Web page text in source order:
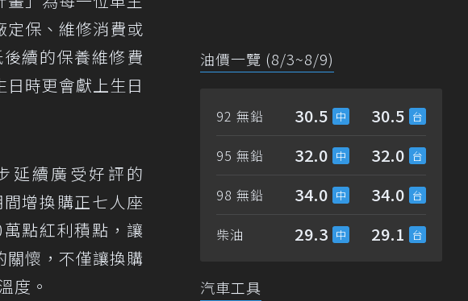
定保、維修消費或
續的保養維修費
時更會獻上生日
延續廣受好評的
增換購正七人座
點紅利積點，讓
懷，不僅讓換購
度。
油價一覽 (8/3~8/9)
92 無鉛 30.5 30.5
95 無鉛 32.0 32.0
98 無鉛 34.0 34.0
柴油 29.3 29.1
汽車工具